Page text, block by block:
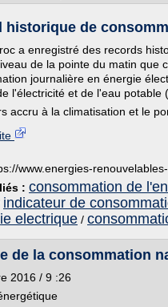
historique de
a enregistré des records
de la pointe du matin que
journalière en énergie
l'électricité et de l'eau potable
accru à la climatisation et le
www.energies-
: consommation de
indicateur de
electrique /
de la consommation
2016 / 9 :26